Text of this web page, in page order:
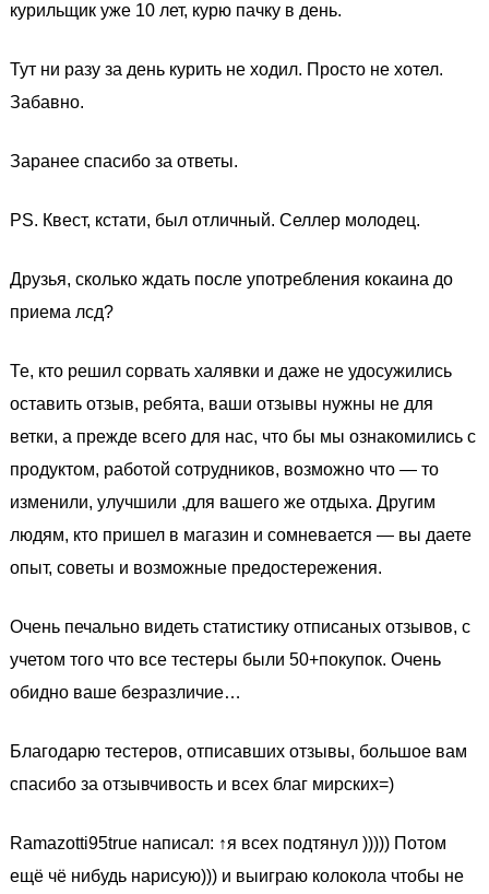
курильщик уже 10 лет, курю пачку в день.
Тут ни разу за день курить не ходил. Просто не хотел.
Забавно.
Заранее спасибо за ответы.
PS. Квест, кстати, был отличный. Селлер молодец.
Друзья, сколько ждать после употребления кокаина до
приема лсд?
Те, кто решил сорвать халявки и даже не удосужились
оставить отзыв, ребята, ваши отзывы нужны не для
ветки, а прежде всего для нас, что бы мы ознакомились с
продуктом, работой сотрудников, возможно что — то
изменили, улучшили ,для вашего же отдыха. Другим
людям, кто пришел в магазин и сомневается — вы даете
опыт, советы и возможные предостережения.
Очень печально видеть статистику отписаных отзывов, с
учетом того что все тестеры были 50+покупок. Очень
обидно ваше безразличие…
Благодарю тестеров, отписавших отзывы, большое вам
спасибо за отзывчивость и всех благ мирских=)
Ramazotti95true написал: ↑я всех подтянул ))))) Потом
ещё чё нибудь нарисую))) и выиграю колокола чтобы не